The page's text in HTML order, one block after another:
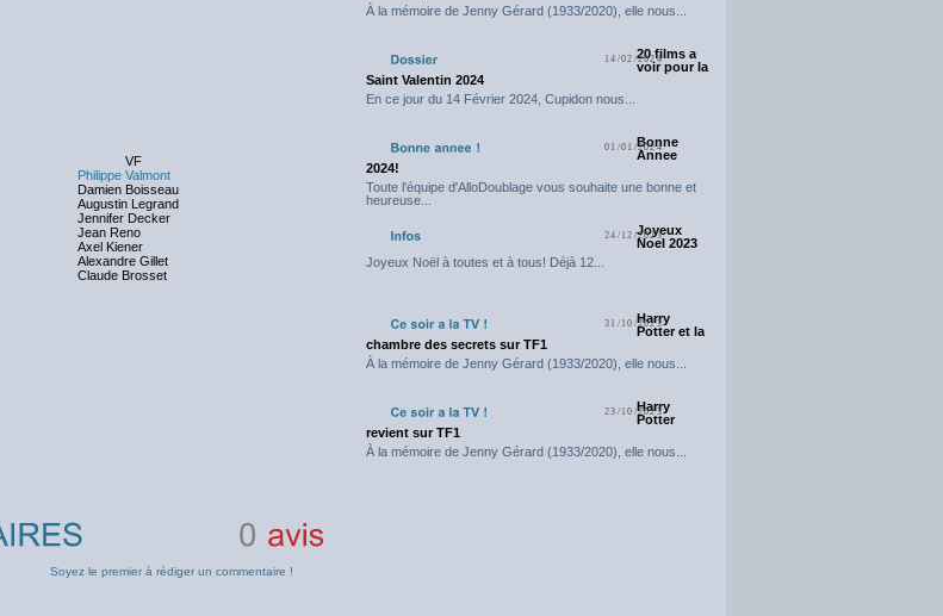
VF
Philippe Valmont
Damien Boisseau
Augustin Legrand
Jennifer Decker
Jean Reno
Axel Kiener
Alexandre Gillet
Claude Brosset
Soyez le premier à rédiger un commentaire !
À la mémoire de Jenny Gérard (1933/2020), elle nous...
14/02/202420 films a
voir pour la
Saint Valentin 2024
En ce jour du 14 Février 2024, Cupidon nous...
01/01/2024
Bonne
Annee
2024!
Toute l'équipe d'AlloDoublage vous souhaite une bonne et
heureuse...
24/12/2023
Joyeux
Noel 2023
Joyeux Noël à toutes et à tous! Déjà 12...
31/10/2023
Harry
Potter et la
chambre des secrets sur TF1
À la mémoire de Jenny Gérard (1933/2020), elle nous...
23/10/2023
Harry
Potter
revient sur TF1
À la mémoire de Jenny Gérard (1933/2020), elle nous...